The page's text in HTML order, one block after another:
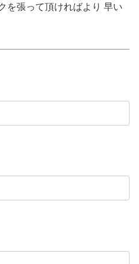
を張って頂ければより 早い